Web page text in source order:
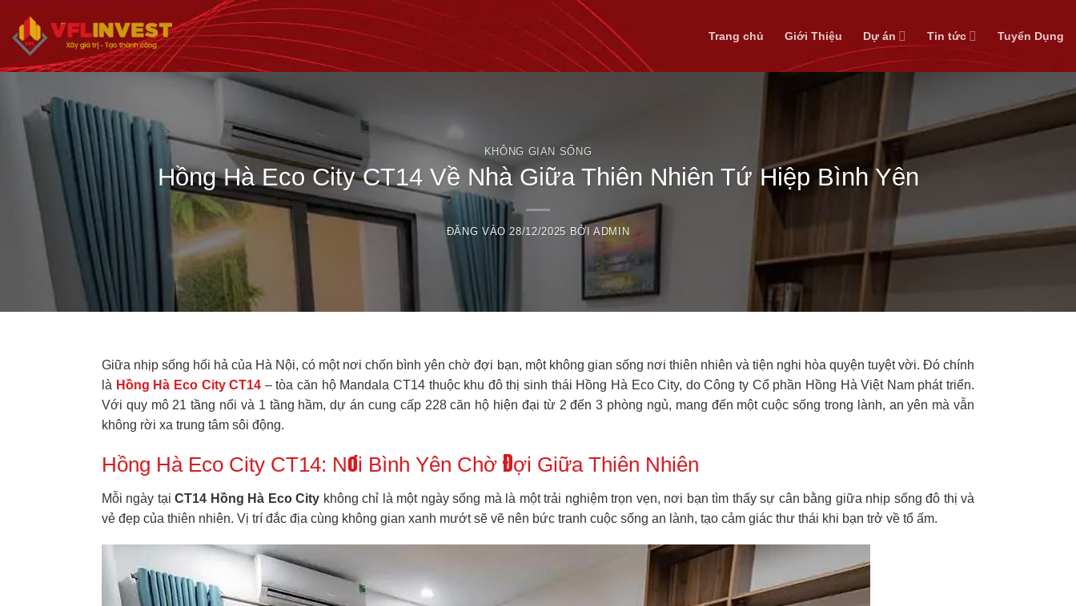
qua
dung
Trang chủ Giới Thiệu Dự án Tin tức Tuyển Dụng
KHÔNG GIAN SỐNG
Hồng Hà Eco City CT14 Về Nhà Giữa Thiên Nhiên Tứ Hiệp Bình Yên
ĐĂNG VÀO28/12/2025 BỞIADMIN
Giữa nhịp sống hối hả của Hà Nội, có một nơi chốn bình yên chờ đợi bạn, một không gian sống nơi thiên nhiên và tiện nghi hòa quyện tuyệt vời. Đó chính
là Hồng Hà Eco City CT14 – tòa căn hộ Mandala CT14 thuộc khu đô thị sinh thái Hồng Hà Eco City, do Công ty Cổ phần Hồng Hà Việt Nam phát triển.
Với quy mô 21 tầng nổi và 1 tầng hầm, dự án cung cấp 228 căn hộ hiện đại từ 2 đến 3 phòng ngủ, mang đến một cuộc sống trong lành, an yên mà vẫn
không rời xa trung tâm sôi động.
Hồng Hà Eco City CT14: Nơi Bình Yên Chờ Đợi Giữa Thiên Nhiên
Mỗi ngày tạiCT14 Hồng Hà Eco City không chỉ là một ngày sống mà là một trải nghiệm trọn vẹn, nơi bạn tìm thấy sự cân bằng giữa nhịp sống đô thị và
vẻ đẹp của thiên nhiên. Vị trí đắc địa cùng không gian xanh mướt sẽ vẽ nên bức tranh cuộc sống an lành, tạo cảm giác thư thái khi bạn trở về tổ ấm.